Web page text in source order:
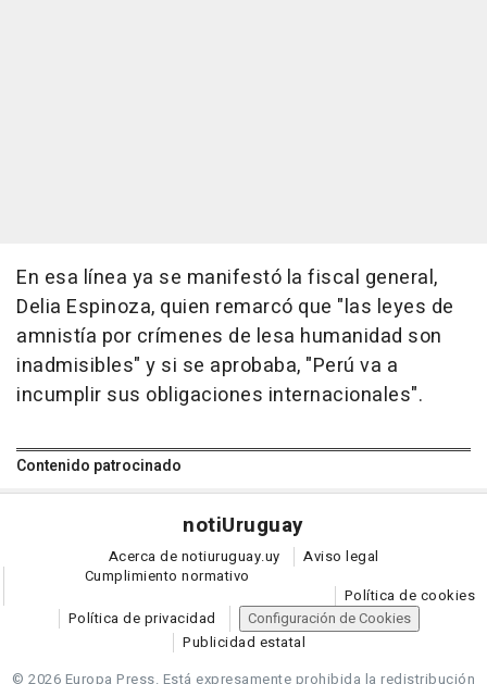
En esa línea ya se manifestó la fiscal general,
Delia Espinoza, quien remarcó que "las leyes de
amnistía por crímenes de lesa humanidad son
inadmisibles" y si se aprobaba, "Perú va a
incumplir sus obligaciones internacionales".
Contenido patrocinado
notiUruguay
Acerca de notiuruguay.uy
Aviso legal
Cumplimiento normativo
Política de cookies
Política de privacidad
Configuración de Cookies
Publicidad estatal
© 2026 Europa Press. Está expresamente prohibida la redistribución